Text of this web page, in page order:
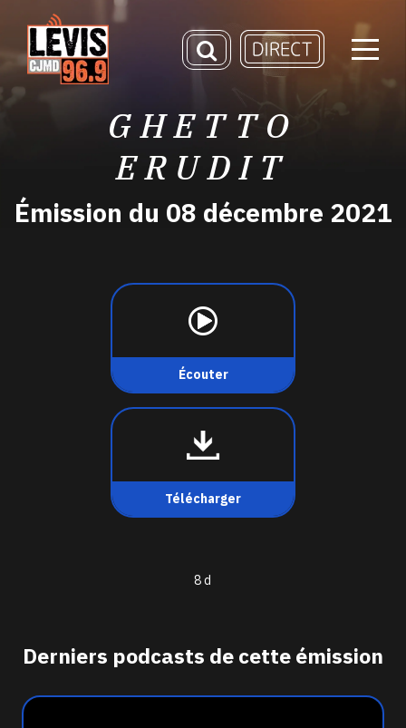
GHETTO
ERUDIT
Émission du 08 décembre 2021
Écouter
Télécharger
8 d
Derniers podcasts de cette émission